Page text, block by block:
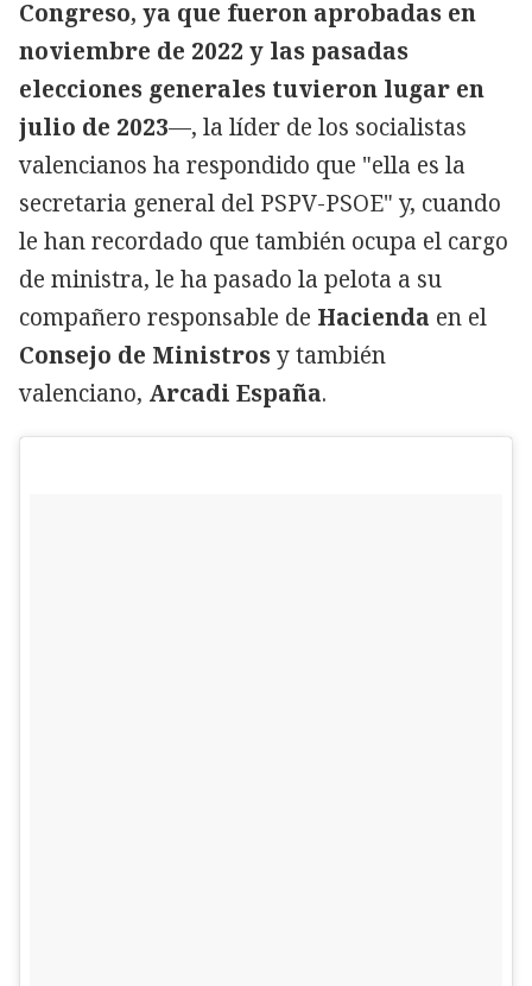
Congreso, ya que fueron aprobadas en
noviembre de 2022 y las pasadas
elecciones generales tuvieron lugar en
julio de 2023—, la líder de los socialistas
valencianos ha respondido que "ella es la
secretaria general del PSPV-PSOE" y, cuando
le han recordado que también ocupa el cargo
de ministra, le ha pasado la pelota a su
compañero responsable de Hacienda en el
Consejo de Ministrosy también
valenciano, Arcadi España.